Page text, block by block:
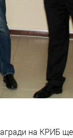
на КРИБ